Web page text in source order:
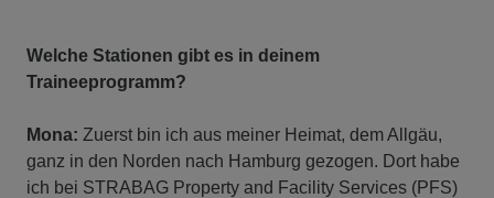
Welche Stationen gibt es in deinem
Traineeprogramm?
Mona: Zuerst bin ich aus meiner Heimat, dem Allgäu,
ganz in den Norden nach Hamburg gezogen. Dort habe
ich bei STRABAG Property and Facility Services (PFS)